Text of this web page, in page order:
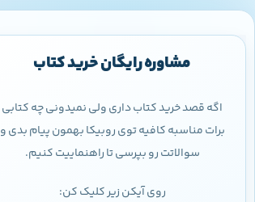
مشاوره رایگان خرید کتاب
اگه قصد خرید کتاب داری ولی نمیدونی چه کتابی
برات مناسبه کافیه توی روبیکا بهمون پیام بدی و
سوالاتت رو بپرسی تا راهنماییت کنیم.
روی آیکن زیر کلیک کن: